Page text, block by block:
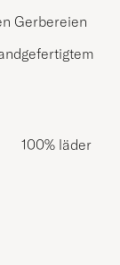
Gerbereien
100% läder